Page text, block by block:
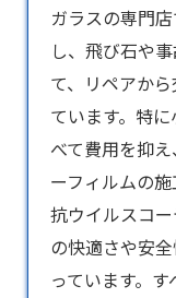
ガラスの専門
し、飛び石や
て、リペアか
ています。特
べて費用を抑
ーフィルムの
抗ウイルスコ
の快適さや安
っています。